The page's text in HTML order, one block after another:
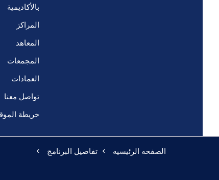
بالأكاديمية
المراكز
المعاهد
المجمعات
العمادات
تواصل معنا
خريطة
الصفحه الرئيسيه تفاصيل البرنامج